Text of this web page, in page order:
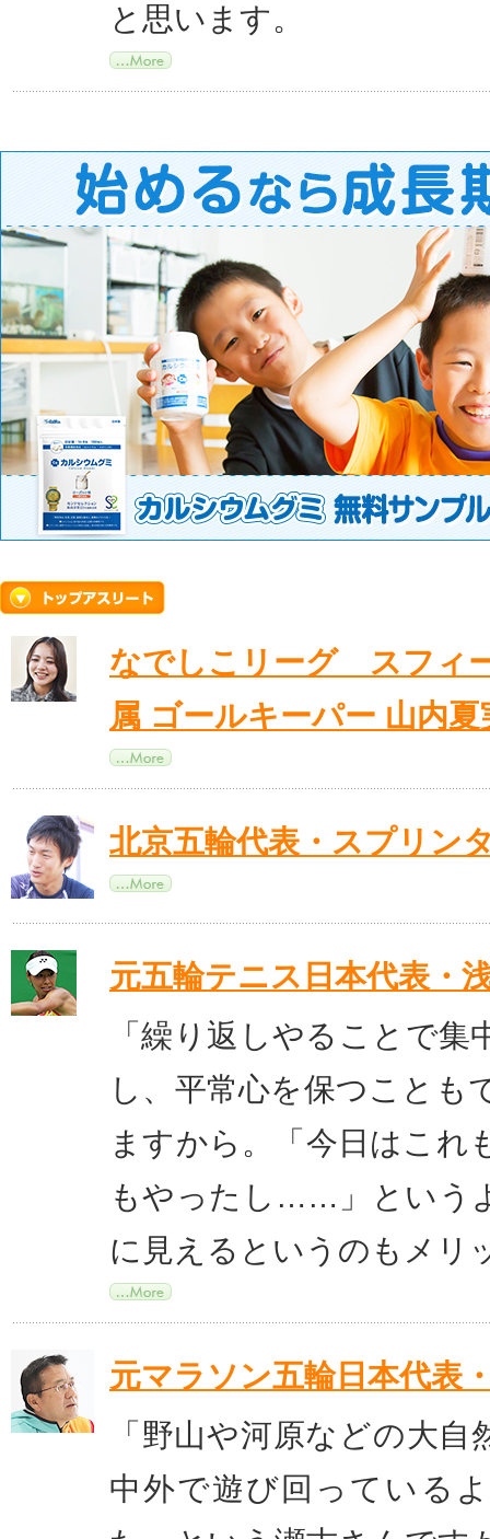
と思います。
なでしこリーグ スフィ
属 ゴールキーパー 山内夏
北京五輪代表・スプリン
元五輪テニス日本代表・
「繰り返しやることで集
し、平常心を保つことも
ますから。「今日はこれ
もやったし……」という
に見えるというのもメリ
元マラソン五輪日本代表
「野山や河原などの大自
中外で遊び回っている